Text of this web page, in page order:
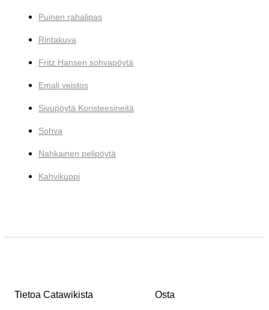
Puinen rahalipas
Rintakuva
Fritz Hansen sohvapöytä
Emali veistos
Sivupöytä Koristeesineitä
Sohva
Nahkainen pelipöytä
Kahvikuppi
Tietoa Catawikista Osta